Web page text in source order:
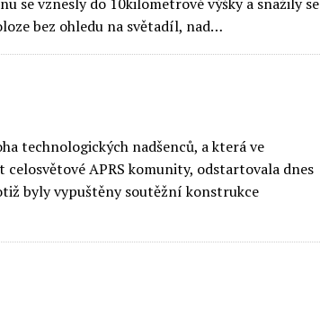
bez ohledu na světadíl, nad…
technologických nadšenců, a která ve
APRS komunity, odstartovala dnes
byly vypuštěny soutěžní konstrukce